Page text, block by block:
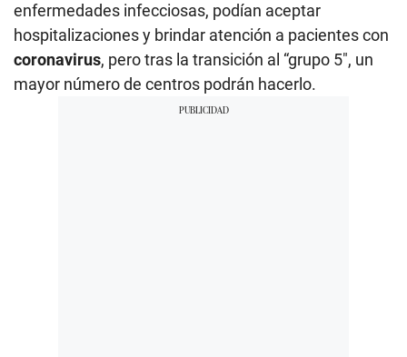
enfermedades infecciosas, podían aceptar
hospitalizaciones y brindar atención a pacientes con
coronavirus, pero tras la transición al “grupo 5″, un
mayor número de centros podrán hacerlo.